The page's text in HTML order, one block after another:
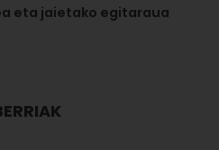
eta jaietako egitaraua